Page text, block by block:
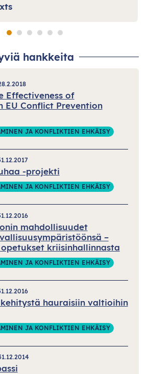
hankkeita
Effectiveness of
EU Conflict Prevention
JA KONFLIKTIEN EHKÄISY
-projekti
JA KONFLIKTIEN EHKÄISY
mahdollisuudet
–
kriisinhallinnasta
JA KONFLIKTIEN EHKÄISY
hauraisiin valtioihin
JA KONFLIKTIEN EHKÄISY